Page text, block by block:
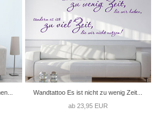
Wandtattoo Es ist nicht zu wenig Zeit...
ab 23,95 EUR